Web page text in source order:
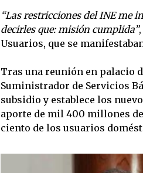
“Las restricciones del INE me
decirles que: misión cumplida”
Usuarios, que se
Tras una reunión en palacio
Suministrador de Servicios
subsidio y establece los
aporte de mil 400 millones
ciento de los usuarios